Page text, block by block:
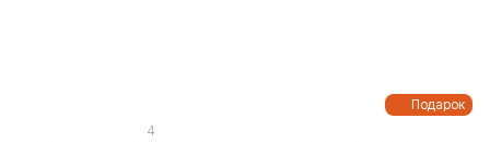
4
Подарок